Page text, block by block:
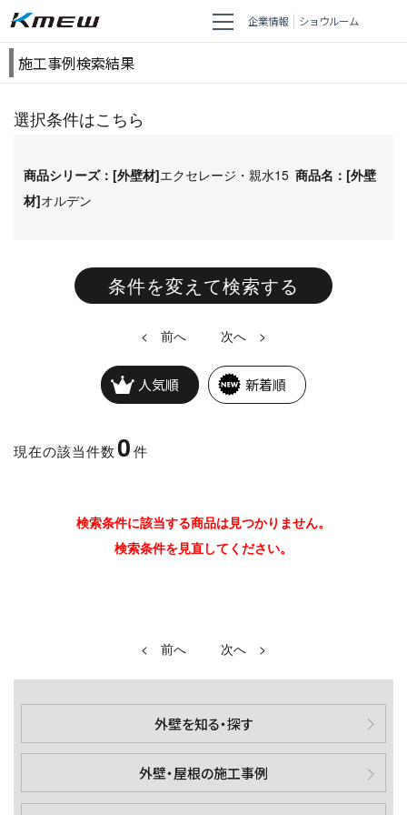
企業情報 ショウルーム
施工事例検索結果
選択条件はこちら
商品シリーズ：[外壁材]エクセレージ・親水15 商品名：[外壁
材]オルデン
条件を変えて検索する
< >
人気順 新着順
現在の該当件数0件
検索条件に該当する商品は見つかりません。
検索条件を見直してください。
< >
外壁を知る・探す
外壁・屋根の施工事例